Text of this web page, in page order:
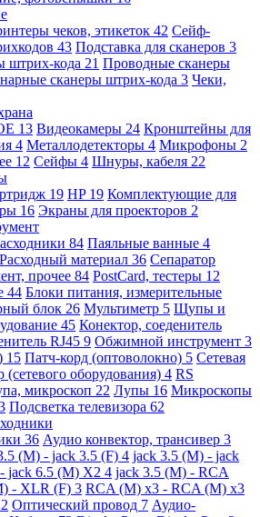
чеков, этикеток 42 Сейф-
43 Подставка для сканеров 3
штрих-кода 21 Проводные сканеры
сканеры штрих-кода 3 Чеки,
13 Видеокамеры 24 Кронштейны для
4 Металлодетекторы 4 Микрофоны 2
12 Сейфы 4 Шнуры, кабеля 22
19 HP 19 Комплектующие для
16 Экраны для проекторов 2
84 Паяльные ванные 4
Расходный материал 36 Сепаратор
прочее 84 PostCard, тестеры 12
44 Блоки питания, измерительные
блок 26 Мультиметр 5 Щупы и
45 Конектор, соеденитель
RJ45 9 Обжимной инструмент 3
15 Патч-корд (оптоволокно) 5 Сетевая
(сетевого оборудования) 4 RS
микроскоп 22 Лупы 16 Микроскопы
Подсветка телевизора 62
36 Аудио конвектор, трансивер 3
(M) - jack 3.5 (F) 4 jack 3.5 (M) - jack
jack 6.5 (M) X2 4 jack 3.5 (M) - RCA
- XLR (F) 3 RCA (M) x3 - RCA (M) x3
2 Оптический провод 7 Аудио-